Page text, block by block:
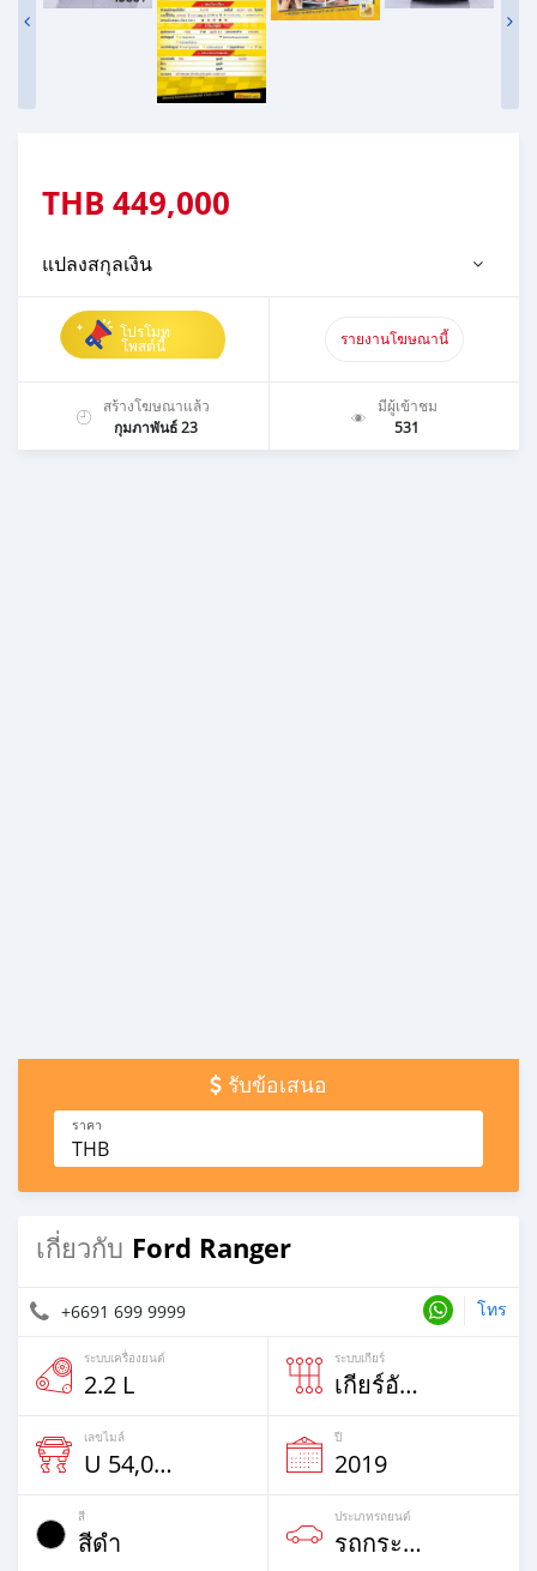
THB 449,000
แปลงสกุลเงิน
โปรโมท
โพสต์นี้ รายงานโฆษณานี้
สร้างโฆษณาแล้ว
กุมภาพันธ์ 23
มีผู้เข้าชม
531
รับข้อเสนอ
ราคา
THB
เกี่ยวกับ Ford Ranger
+6691 699 9999 โทร
ระบบเครื่องยนต์
2.2 L
ระบบเกียร์
เกียร์อัตโนม้ติ
เลขไมล์
U 54,000% Km
ปี
2019
สี
สีดำ
ประเภทรถยนต์
รถกระบะ